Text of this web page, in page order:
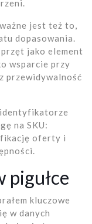
jest też to,
dopasowania.
jako element
wsparcie przy
przewidywalność
identyfikatorze
na SKU:
oferty i
pigułce
kluczowe
w danych